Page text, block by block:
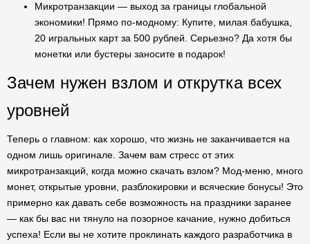
Микротранзакции — выход за границы глобальной
экономики! Прямо по-модному: Купите, милая бабушка,
20 игральных карт за 500 рублей. Серьезно? Да хотя бы
монетки или бустеры заносите в подарок!
Зачем нужен взлом и открутка всех
уровней
Теперь о главном: как хорошо, что жизнь не заканчивается на
одном лишь оригинале. Зачем вам стресс от этих
микротранзакций, когда можно скачать взлом? Мод-меню, много
монет, открытые уровни, разблокировки и всяческие бонусы! Это
примерно как давать себе возможность на праздники заранее
— как бы вас ни тянуло на позорное качание, нужно добиться
успеха! Если вы не хотите проклинать каждого разработчика в